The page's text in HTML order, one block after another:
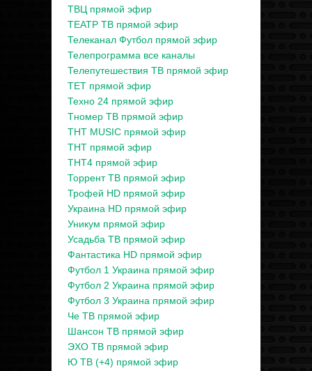
ТВЦ прямой эфир
ТЕАТР ТВ прямой эфир
Телеканал Футбол прямой эфир
Телепрограмма все каналы
Телепутешествия ТВ прямой эфир
ТЕТ прямой эфир
Техно 24 прямой эфир
Тномер ТВ прямой эфир
ТНТ MUSIC прямой эфир
ТНТ прямой эфир
ТНТ4 прямой эфир
Торрент ТВ прямой эфир
Трофей HD прямой эфир
Украина HD прямой эфир
Уникум прямой эфир
Усадьба ТВ прямой эфир
Фантастика HD прямой эфир
Футбол 1 Украина прямой эфир
Футбол 2 Украина прямой эфир
Футбол 3 Украина прямой эфир
Че ТВ прямой эфир
Шансон ТВ прямой эфир
ЭХО ТВ прямой эфир
Ю ТВ (+4) прямой эфир